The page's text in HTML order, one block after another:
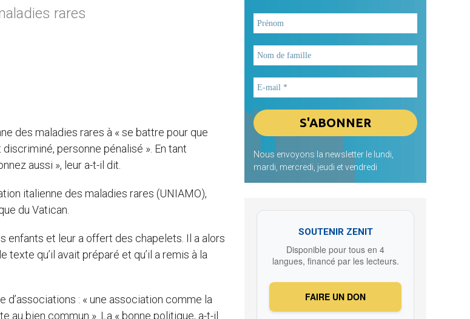
rares
des maladies rares à « se battre pour que
personne pénalisé ». En tant
aussi », leur a-t-il dit.
italienne des maladies rares (UNIAMO),
du Vatican.
enfants et leur a offert des chapelets. Il a alors
qu’il avait préparé et qu’il a remis à la
: « une association comme la
au bien commun ». La « bonne politique, a-t-il
Nous envoyons la newsletter le lundi,
mardi, mercredi, jeudi et vendredi
SOUTENIR ZENIT
Disponible pour tous en 4
langues, financé par les lecteurs.
FAIRE UN DON